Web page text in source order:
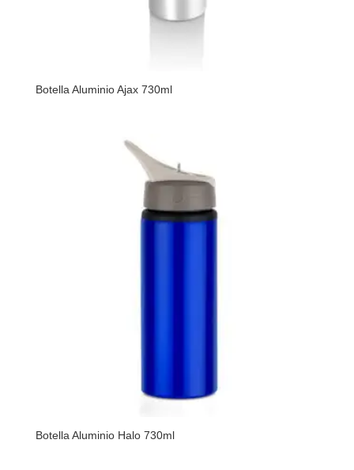
Botella Aluminio Ajax 730ml
Botella Aluminio Halo 730ml